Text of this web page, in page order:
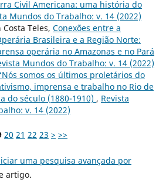
Civil Americana: uma história do
Mundos do Trabalho: v. 14 (2022)
Teles, Conexões entre a
Brasileira e a Região Norte:
operária no Amazonas e no Pará
Mundos do Trabalho: v. 14 (2022)
somos os últimos proletários do
imprensa e trabalho no Rio de
do século (1880-1910) , Revista
v. 14 (2022)
20 21 22 23 > >>
uma pesquisa avançada por
artigo.